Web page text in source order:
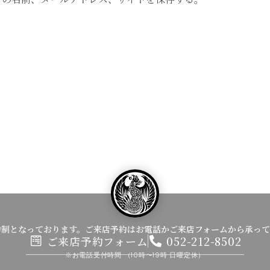
となっております。ご来店予約はお電話かご来店フォームから承って
ご来店予約フォーム 052-212-8502
※お電話受付時間（10時〜19時 日曜定休）